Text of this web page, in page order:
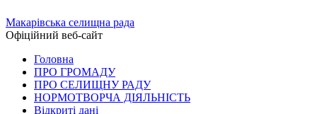
Макарівська селищна рада
Офіційний веб-сайт
Головна
ПРО ГРОМАДУ
ПРО СЕЛИЩНУ РАДУ
НОРМОТВОРЧА ДІЯЛЬНІСТЬ
Відкриті дані